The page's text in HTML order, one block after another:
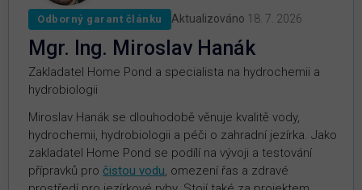
Odborný garant článku Aktualizováno 18. 7. 2026
Mgr. Ing. Miroslav Hanák
Zakladatel Home Pond a specialista na hydrochemii a
hydrobiologii
Miroslav Hanák se dlouhodobě věnuje kvalitě vody,
hydrochemii, hydrobiologii a péči o zahradní jezírka. Jako
zakladatel Home Pond se podílí na vývoji a testování
přípravků pro čistou vodu, omezení řas a zdravé